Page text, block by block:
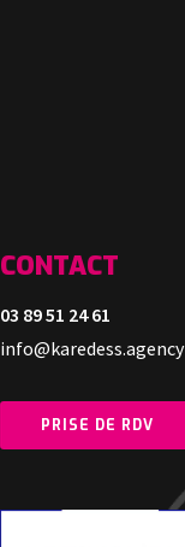
CONTACT
03 89 51 24 61
info@karedess.agency
PRISE DE RDV